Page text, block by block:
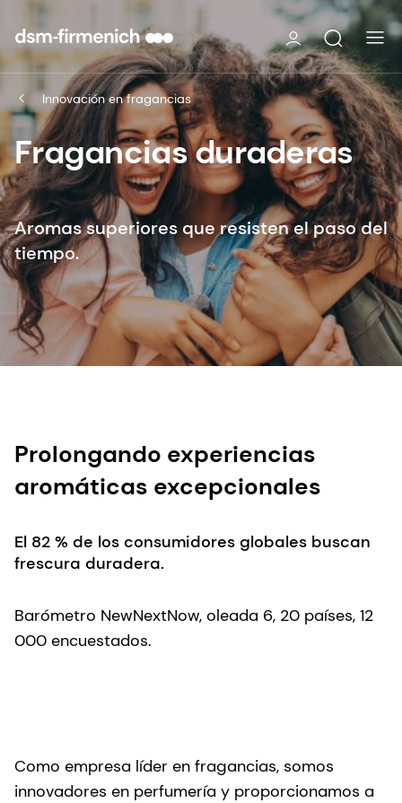
Innovación en fragancias
Fragancias duraderas
Aromas superiores que resisten el paso del
tiempo.
Prolongando experiencias
aromáticas excepcionales
El 82 % de los consumidores globales buscan
frescura duradera.
Barómetro NewNextNow, oleada 6, 20 países, 12
000 encuestados.
Como empresa líder en fragancias, somos
innovadores en perfumería y proporcionamos a